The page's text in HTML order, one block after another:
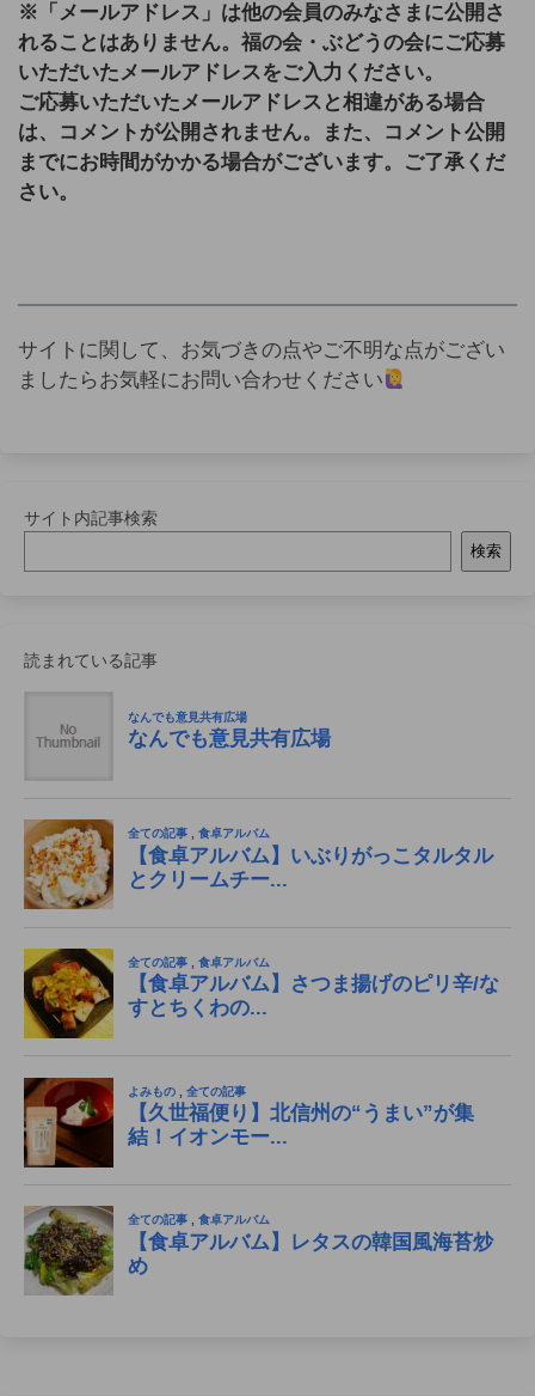
※「メールアドレス」は他の会員のみなさまに公開さ
れることはありません。福の会・ぶどうの会にご応募
いただいたメールアドレスをご入力ください。
ご応募いただいたメールアドレスと相違がある場合
は、コメントが公開されません。また、コメント公開
までにお時間がかかる場合がございます。ご了承くだ
さい。
サイトに関して、お気づきの点やご不明な点がござい
ましたらお気軽にお問い合わせください
サイト内記事検索
検索
読まれている記事